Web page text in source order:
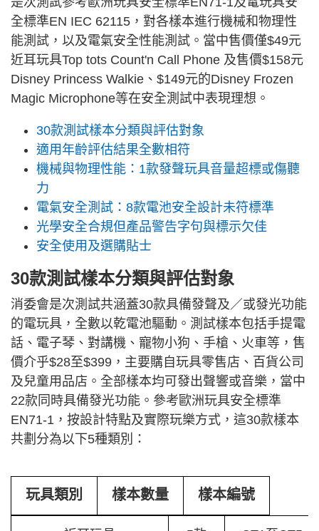
全標準EN IEC 62115，對各樣本進行機械和物理性
能測試，以及電氣安全性能測試。當中售價僅$49元
近耳玩具Top tots Count'n Call Phone 及售價$158元
Disney Princess Walkie、$149元的Disney Frozen
Magic Microphone等在安全測試中表現理想。
30款測試樣本分類與評估對象
適用年齡評估結果全數相符
機械與物理性能：1款發聲玩具音量超標或傷聽
力
電氣安全測試：8款電池安全設計未符標準
光學安全合規但產品警告字句與標示欠佳
安全使用及選購貼士
30款測試樣本分類與評估對象
消委會是次測試共涵蓋30款具備發聲及／或發光功能
的電玩具，全數以乾電池驅動。測試樣本包括手提電
話、電子琴、對講機、寵物小狗、手槍、火車等，售
價介乎$28至$399，主要購自玩具零售店、百貨公司
及兒童用品店。全部樣本均可發出聲響或音樂，當中
22款同時具備發光功能。參考歐洲玩具安全標準
EN71-1，按設計特點及實際玩樂方式，這30款樣本
共劃分為以下5種類別：
玩具類別 樣本數量 樣本編號